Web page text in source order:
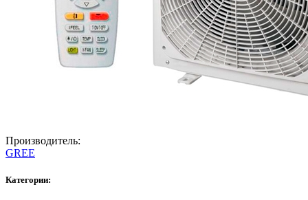
Производитель:
GREE
Категории: